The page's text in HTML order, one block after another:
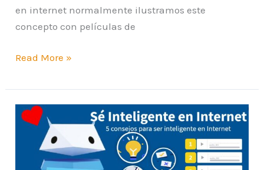
en internet normalmente ilustramos este
concepto con películas de
Read More »
Sé
Inteligente
Internet